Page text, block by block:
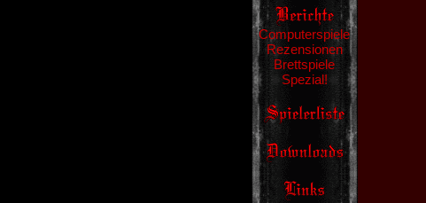
Computerspiele
Rezensionen
Brettspiele
Spezial!